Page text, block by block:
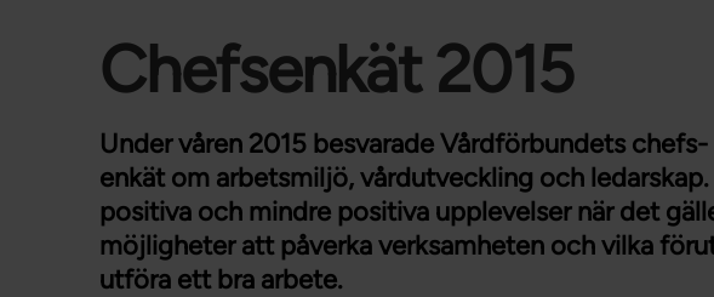
Chefsenkät 2015
Under våren 2015 besvarade Vårdförbundets
enkät om arbetsmiljö, vårdutveckling och
positiva och mindre positiva upplevelser när det
möjligheter att påverka verksamheten och vilka
utföra ett bra arbete.